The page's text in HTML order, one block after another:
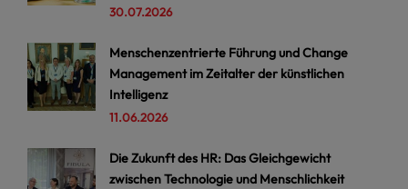
30.07.2026
Menschenzentrierte Führung und Change
Management im Zeitalter der künstlichen
Intelligenz
11.06.2026
Die Zukunft des HR: Das Gleichgewicht
zwischen Technologie und Menschlichkeit